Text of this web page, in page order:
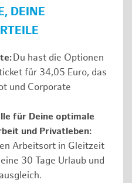
DEINE
Du hast die Optionen
für 34,05 Euro, das
und Corporate
für Deine optimale
und Privatleben:
Arbeitsort in Gleitzeit
30 Tage Urlaub und